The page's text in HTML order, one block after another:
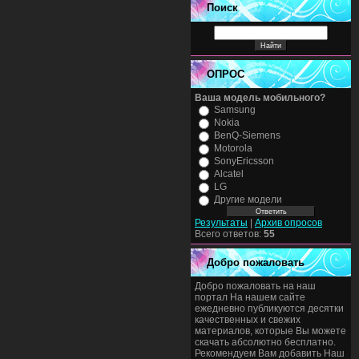
Поиск
ОПРОС
Ваша модель мобильного?
Samsung
Nokia
BenQ-Siemens
Motorola
SonyEricsson
Alcatel
LG
Другие модели
Результаты
Архив опросов
Всего ответов: 55
Добро пожаловать
Добро пожаловать на наш
портал На нашем сайте
ежедневно публикуются десятки
качественных и свежих
материалов, которые Вы можете
скачать абсолютно бесплатно.
Рекомендуем Вам добавить Наш